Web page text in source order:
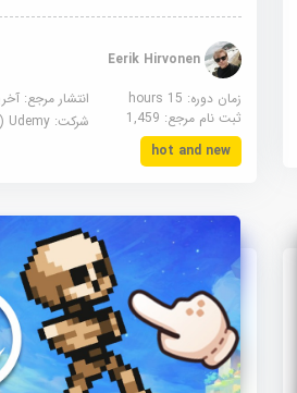
Eerik Hirvonen
زمان دوره: 15 hours
انتشار مرجع:
ثبت نام مرجع: 1,459 شرکت:Udemy (یودمی)
hot and new